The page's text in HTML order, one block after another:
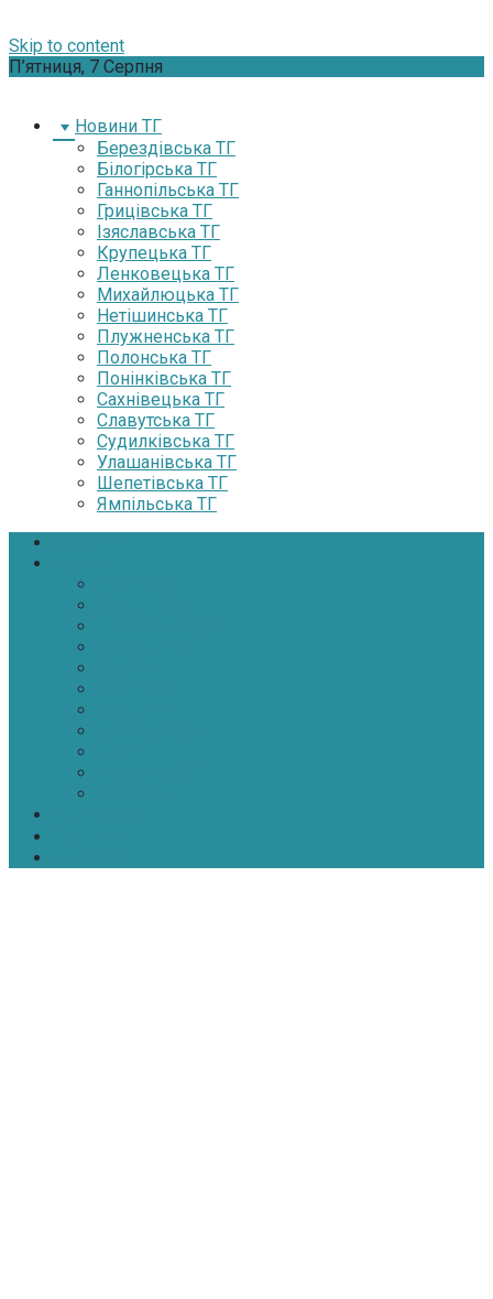
Skip to content
П’ятниця, 7 Серпня
Новини ТГ
Берездівська ТГ
Білогірська ТГ
Ганнопільська ТГ
Грицівська ТГ
Ізяславська ТГ
Крупецька ТГ
Ленковецька ТГ
Михайлюцька ТГ
Нетішинська ТГ
Плужненська ТГ
Полонська ТГ
Понінківська ТГ
Сахнівецька ТГ
Славутська ТГ
Судилківська ТГ
Улашанівська ТГ
Шепетівська ТГ
Ямпільська ТГ